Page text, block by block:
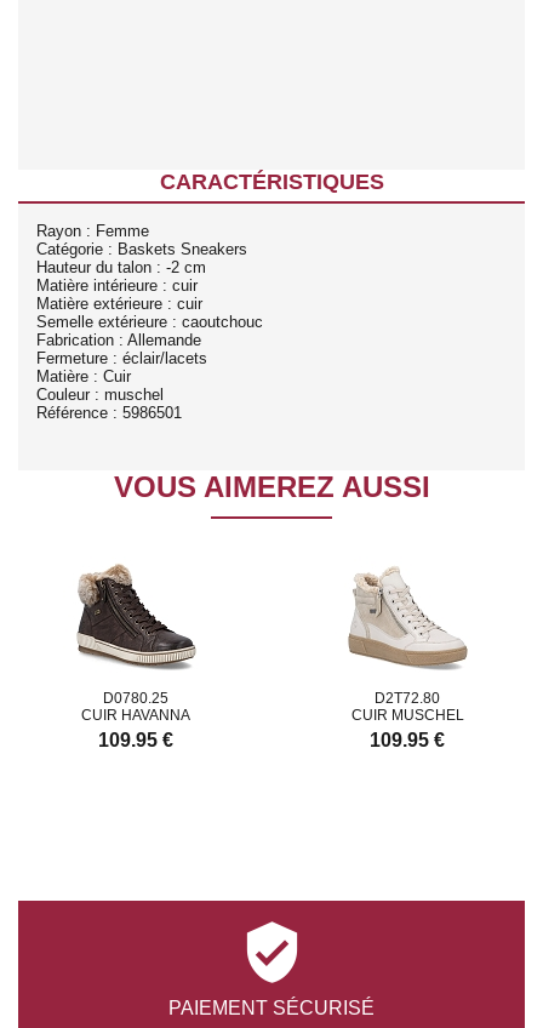
CARACTÉRISTIQUES
Rayon : Femme
Catégorie : Baskets Sneakers
Hauteur du talon : -2 cm
Matière intérieure : cuir
Matière extérieure : cuir
Semelle extérieure : caoutchouc
Fabrication : Allemande
Fermeture : éclair/lacets
Matière : Cuir
Couleur : muschel
Référence : 5986501
VOUS AIMEREZ AUSSI
D0780.25
CUIR HAVANNA
109.95 €
D2T72.80
CUIR MUSCHEL
109.95 €

PAIEMENT SÉCURISÉ